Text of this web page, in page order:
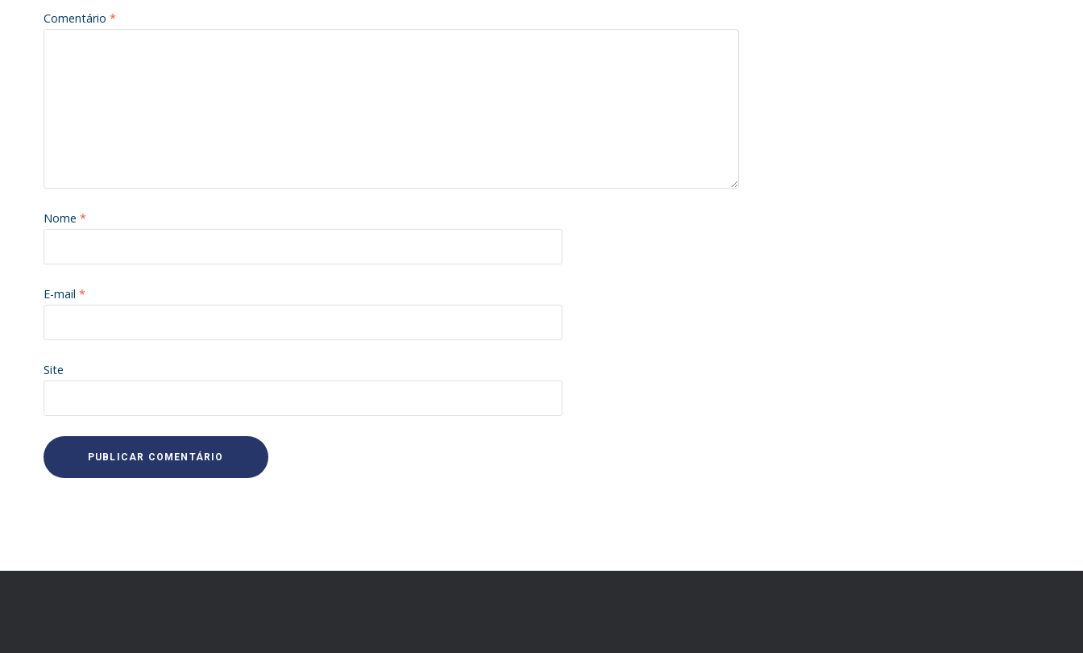
Comentário *
Nome *
E-mail *
Site